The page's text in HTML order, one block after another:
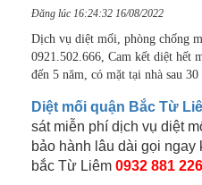
Đăng lúc 16:24:32 16/08/2022
Dịch vụ diệt mối, phòng chống
0921.502.666, Cam kết diệt hết
đến 5 năm, có mặt tại nhà sau
Diệt mối quận Bắc Từ
sát miễn phí dịch vụ diệt
bảo hành lâu dài gọi ngay
bắc Từ Liêm 0932 881